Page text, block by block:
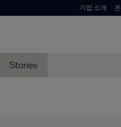
기업 소개
Stories